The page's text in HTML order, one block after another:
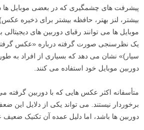
پیشرفت های چشمگیری که در بعضی موبایل ها
بیشتر، لنز بهتر، حافظه بیشتر برای ذخیره
موبایل ها می توانند رقبای دوربین های
یک نظرسنجی صورت گرفته درباره «عکس
سیار)» نشان می دهد که بسیاری از افراد به
دوربین موبایل خود استفاده می کنند.
متأسفانه اکثر عکس هایی که با دوربین گرفته
برخوردار نیستند. می تواند یکی از دلایل این
دوربین ها باشد، اما دلیل عمده آن تکنیک